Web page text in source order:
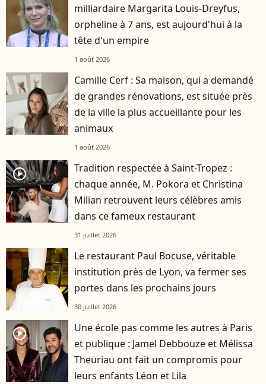
milliardaire Margarita Louis-Dreyfus,
orpheline à 7 ans, est aujourd'hui à la
tête d'un empire
1 août 2026
Camille Cerf : Sa maison, qui a demandé
de grandes rénovations, est située près
de la ville la plus accueillante pour les
animaux
1 août 2026
player2
Tradition respectée à Saint-Tropez :
chaque année, M. Pokora et Christina
Milian retrouvent leurs célèbres amis
dans ce fameux restaurant
31 juillet 2026
Le restaurant Paul Bocuse, véritable
institution près de Lyon, va fermer ses
portes dans les prochains jours
30 juillet 2026
player2
Une école pas comme les autres à Paris
et publique : Jamel Debbouze et Mélissa
Theuriau ont fait un compromis pour
leurs enfants Léon et Lila